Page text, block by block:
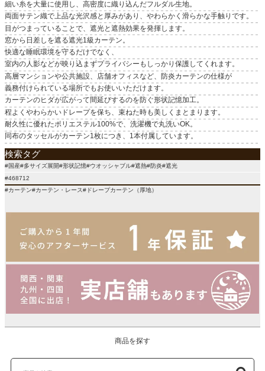
原産国
国産
細い糸を大量に使用し、高密度に織り込んだフルダル生地。
両面サテン織で上品な光沢感と厚みがあり、やわらかく滑らかな手触りです。
目がつまっていることで、遮光と遮熱効果を発揮します。
窓から日差しを遮る遮光1級カーテン。
快適な睡眠環境を守るだけでなく、
室内の人影などが映り込まずプライバシーもしっかり保護してくれます。
高層マンションや公共施設、店舗オフィスなど、防炎カーテンの仕様が
義務付けられている場所でもお使いいただけます。
カーテンのヒダが広がって間延びするのを防ぐ形状記憶加工。
程よくやわらかいドレープを保ち、束ねた時も美しくまとまります。
耐久性に優れたポリエステル100%で、洗濯機で丸洗いOK。
同布のタッセルがカーテン1枚につき、1本付属しています。
検索タグ
#国産#多サイズ展開#形状記憶#ウオッシャブル#遮熱#防炎#遮光
#468712
#カーテン#カーテン・レース#ドレープカーテン（厚地）
商品を探す